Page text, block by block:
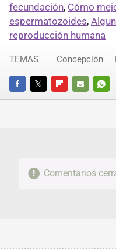
fecundación, Cómo
espermatozoides,
reproducción humana
FACEBOOKTWITTERFLIPBOARD
E-
TEMAS Concepción
Comentarios